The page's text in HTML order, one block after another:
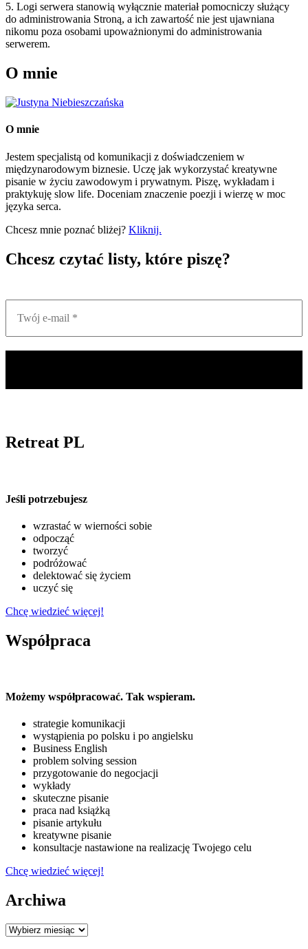
5. Logi serwera stanowią wyłącznie materiał pomocniczy służący
do administrowania Stroną, a ich zawartość nie jest ujawniana
nikomu poza osobami upoważnionymi do administrowania
serwerem.
O mnie
O mnie
Jestem specjalistą od komunikacji z doświadczeniem w
międzynarodowym biznesie. Uczę jak wykorzystać kreatywne
pisanie w życiu zawodowym i prywatnym. Piszę, wykładam i
praktykuję slow life. Doceniam znaczenie poezji i wierzę w moc
języka serca.
Chcesz mnie poznać bliżej? Kliknij.
Chcesz czytać listy, które piszę?
Retreat PL
Jeśli potrzebujesz
wzrastać w wierności sobie
odpocząć
tworzyć
podróżować
delektować się życiem
uczyć się
Chcę wiedzieć więcej!
Współpraca
Możemy współpracować. Tak wspieram.
strategie komunikacji
wystąpienia po polsku i po angielsku
Business English
problem solving session
przygotowanie do negocjacji
wykłady
skuteczne pisanie
praca nad książką
pisanie artykułu
kreatywne pisanie
konsultacje nastawione na realizację Twojego celu
Chcę wiedzieć więcej!
Archiwa
Archiwa